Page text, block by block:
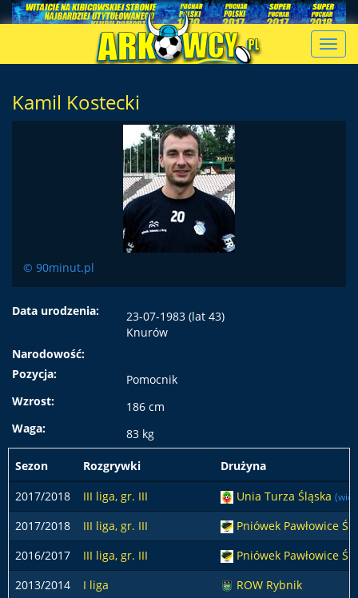
Kamil Kostecki
© 90minut.pl
Data urodzenia:
23-07-1983 (lat 43)
Knurów
Narodowość:
Pozycja:
Pomocnik
Wzrost:
186 cm
Waga:
83 kg
Sezon Rozgrywki
Drużyna
2017/2018
III liga, gr. III Unia Turza Śląska
2017/2018 III liga, gr. III
Pniówek Pawłowice
2016/2017
III liga, gr. III
Pniówek Pawłowice
2013/2014
I liga
ROW Rybnik